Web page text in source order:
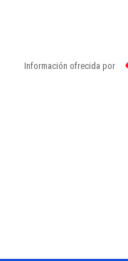
Información ofrecida por